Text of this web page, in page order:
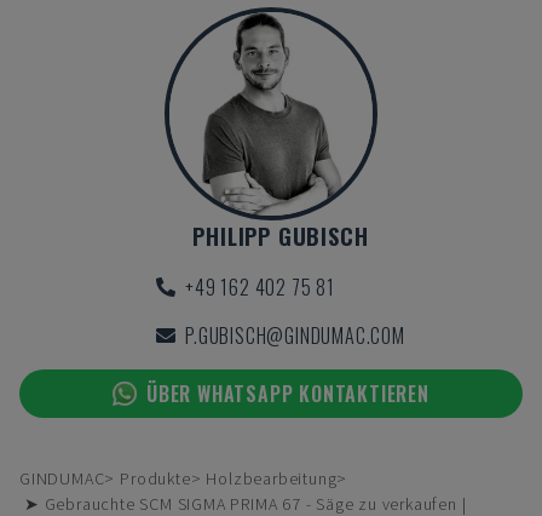
PHILIPP GUBISCH
+49 162 402 75 81
P.GUBISCH@GINDUMAC.COM
ÜBER WHATSAPP KONTAKTIEREN
GINDUMAC Produkte
Holzbearbeitung
➤ Gebrauchte SCM SIGMA PRIMA 67 - Säge zu verkaufen |